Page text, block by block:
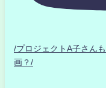
/プロジェクトA子さ
画？/